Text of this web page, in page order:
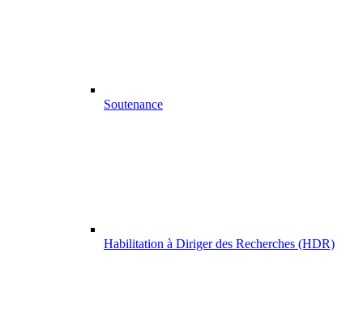
Soutenance
Habilitation à Diriger des Recherches (HDR)